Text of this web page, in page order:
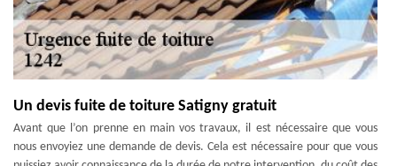
Un devis fuite de toiture Satigny gratuit
Avant que l’on prenne en main vos travaux, il est nécessaire que vous
nous envoyiez une demande de devis. Cela est nécessaire pour que vous